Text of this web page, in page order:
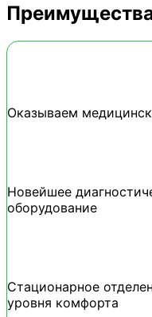
Оказываем
Новейшее
оборудование
Стационарное
уровня комфорта